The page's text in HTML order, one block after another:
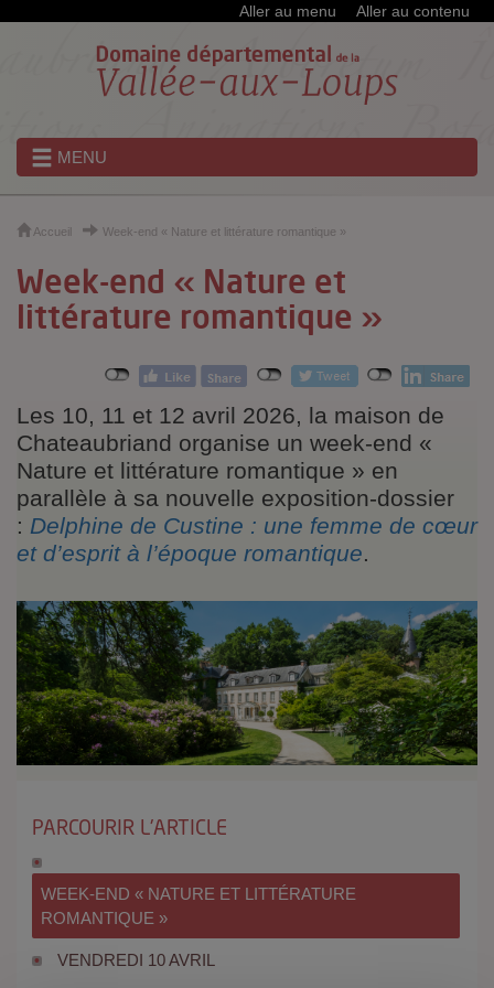
Aller au menu Aller au contenu
MENU
Accueil Week-end « Nature et littérature romantique »
Week-end « Nature et
littérature romantique »
Les 10, 11 et 12 avril 2026, la maison de
Chateaubriand organise un week-end «
Nature et littérature romantique » en
parallèle à sa nouvelle exposition-dossier
: Delphine de Custine : une femme de cœur
et d’esprit à l’époque romantique.
PARCOURIR L'ARTICLE
WEEK-END « NATURE ET LITTÉRATURE
ROMANTIQUE »
VENDREDI 10 AVRIL
Cookies et traceurs utilisés sur ce site